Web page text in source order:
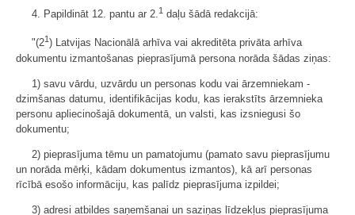
4. Papildināt 12. pantu ar 2.1 daļu šādā redakcijā:
"(21 ) Latvijas Nacionālā arhīva vai akreditēta privāta arhīva
dokumentu izmantošanas pieprasījumā persona norāda šādas ziņas:
1) savu vārdu, uzvārdu un personas kodu vai ārzemniekam -
dzimšanas datumu, identifikācijas kodu, kas ierakstīts ārzemnieka
personu apliecinošajā dokumentā, un valsti, kas izsniegusi šo
dokumentu;
2) pieprasījuma tēmu un pamatojumu (pamato savu pieprasījumu
un norāda mērķi, kādam dokumentus izmantos), kā arī personas
rīcībā esošo informāciju, kas palīdz pieprasījuma izpildei;
3) adresi atbildes saņemšanai un saziņas līdzekļus pieprasījuma